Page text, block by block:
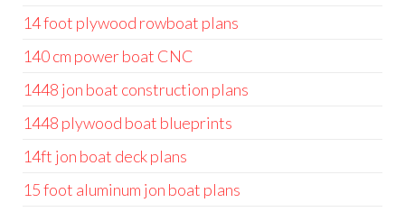
14 foot plywood rowboat plans
140 cm power boat CNC
1448 jon boat construction plans
1448 plywood boat blueprints
14ft jon boat deck plans
15 foot aluminum jon boat plans